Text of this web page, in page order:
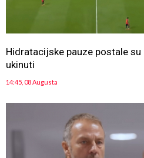
Hidratacijske pauze postale su
ukinuti
14:45, 08 Augusta